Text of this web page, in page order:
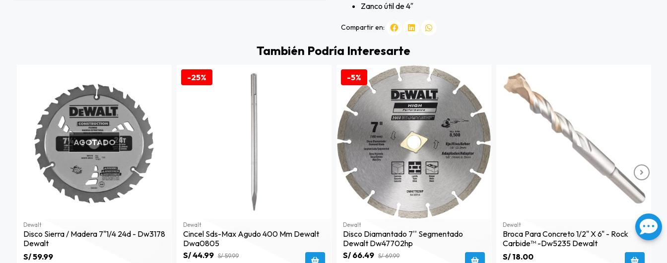
Zanco útil de 4″
Compartir en:
También Podría Interesarte
AGOTADO
Dewalt
Disco Sierra / Madera 7"1/4 24d - Dw3178
Dewalt
S/ 59.99
-25%
Dewalt
Cincel Sds-Max Agudo 400 Mm Dewalt
Dwa0805
S/ 44.99 S/ 59.99
-5%
Dewalt
Disco Diamantado 7'' Segmentado
Dewalt Dw47702hp
S/ 66.49 S/ 69.99
Dewalt
Broca Para Concreto 1/2" X 6" - Rock
Carbide™ -dw5235 Dewalt
S/ 18.00